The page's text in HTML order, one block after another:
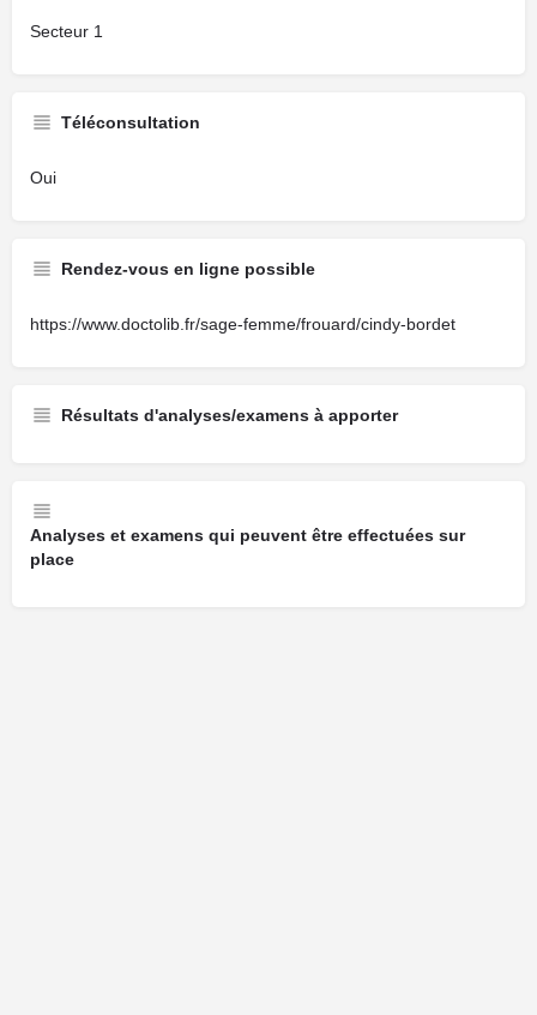
Secteur 1
Téléconsultation
Oui
Rendez-vous en ligne possible
https://www.doctolib.fr/sage-femme/frouard/cindy-bordet
Résultats d'analyses/examens à apporter
Analyses et examens qui peuvent être effectuées sur
place